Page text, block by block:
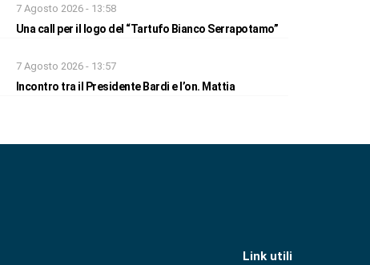
7 Agosto 2026 - 13:58
Una call per il logo del “Tartufo Bianco Serrapotamo”
7 Agosto 2026 - 13:57
Incontro tra il Presidente Bardi e l’on. Mattia
Link utili